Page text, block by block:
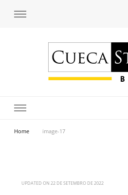
Home image-17
UPDATED ON 22 DE SETEMBRO DE 2022